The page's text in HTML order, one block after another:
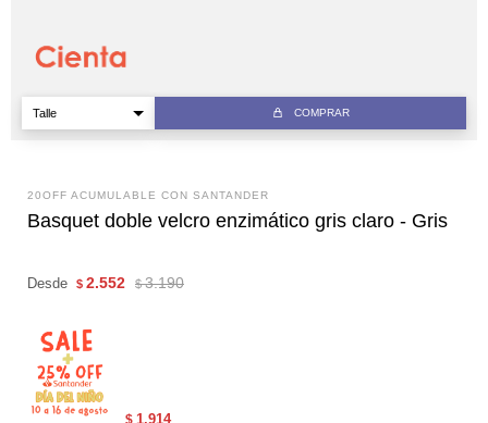
COMPRAR
20OFF ACUMULABLE CON SANTANDER
Basquet doble velcro enzimático gris claro - Gris
Desde $ 2.552 $ 3.190
$ 1.914